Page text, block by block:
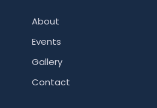
About
Events
Gallery
Contact